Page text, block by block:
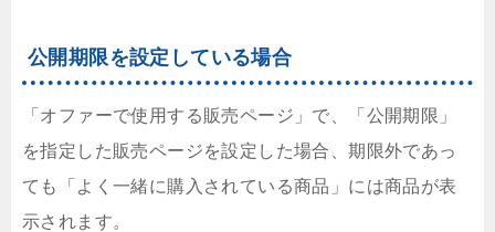
公開期限を設定している場合
「オファーで使用する販売ページ」で、「公開期限」
を指定した販売ページを設定した場合、期限外であっ
ても「よく一緒に購入されている商品」には商品が表
示されます。